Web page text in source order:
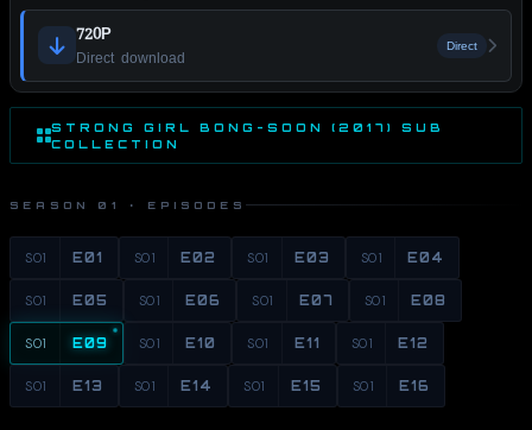
720P
Direct download
Direct
STRONG GIRL BONG-SOON (2017) SUB
COLLECTION
SEASON 01 · EPISODES
S01 E01 S01 E02 S01 E03 S01 E04
S01 E05 S01 E06 S01 E07 S01 E08
S01 E09 S01 E10 S01 E11 S01 E12
S01 E13 S01 E14 S01 E15 S01 E16